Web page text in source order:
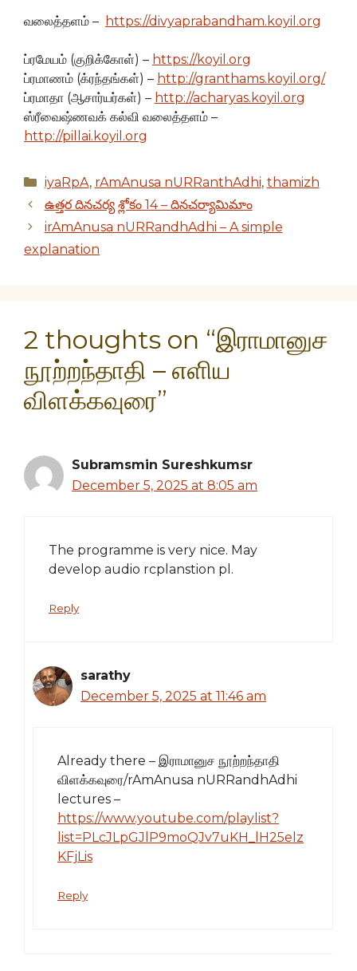
வலைத்தளம் – https://divyaprabandham.koyil.org
ப்ரமேயம் (குறிக்கோள்) – https://koyil.org
ப்ரமாணம் (க்ரந்தங்கள்) – http://granthams.koyil.org/
ப்ரமாதா (ஆசார்யர்கள்) – http://acharyas.koyil.org
ஸ்ரீவைஷ்ணவக் கல்வி வலைத்தளம் –
http://pillai.koyil.org
Categories
iyaRpA, rAmAnusa nURRanthAdhi, thamizh
ఉత్తర దినచర్య శ్లోకం 14 – దినచర్యామిమాం
irAmAnusa nURRandhAdhi – A simple
explanation
2 thoughts on “இராமானுச
நூற்றந்தாதி – எளிய
விளக்கவுரை”
Subramsmin Sureshkumsr
December 5, 2025 at 8:05 am
The programme is very nice. May
develop audio rcplanstion pl.
Reply
sarathy
December 5, 2025 at 11:46 am
Already there – இராமானுச நூற்றந்தாதி
விளக்கவுரை/rAmAnusa nURRandhAdhi
lectures –
https://www.youtube.com/playlist?
list=PLcJLpGJlP9moQJv7uKH_lH25elz
KFjLis
Reply